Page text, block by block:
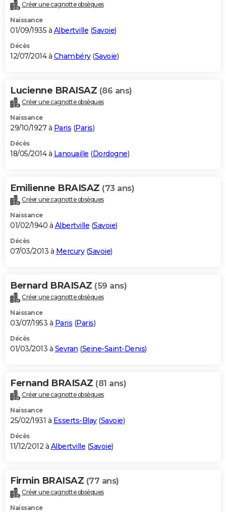
Créer une cagnotte obsèques
Naissance
01/09/1935 à Albertville (Savoie)
Décès
12/07/2014 à Chambéry(Savoie)
Lucienne BRAISAZ (86 ans)
Créer une cagnotte obsèques
Naissance
29/10/1927 à Paris (Paris)
Décès
18/05/2014 à Lanouaille (Dordogne)
Emilienne BRAISAZ (73 ans)
Créer une cagnotte obsèques
Naissance
01/02/1940 à Albertville (Savoie)
Décès
07/03/2013 à Mercury(Savoie)
Bernard BRAISAZ (59 ans)
Créer une cagnotte obsèques
Naissance
03/07/1953 à Paris (Paris)
Décès
01/03/2013 à Sevran (Seine-Saint-Denis)
Fernand BRAISAZ (81 ans)
Créer une cagnotte obsèques
Naissance
25/02/1931 à Esserts-Blay(Savoie)
Décès
11/12/2012 à Albertville (Savoie)
Firmin BRAISAZ (77 ans)
Créer une cagnotte obsèques
Naissance